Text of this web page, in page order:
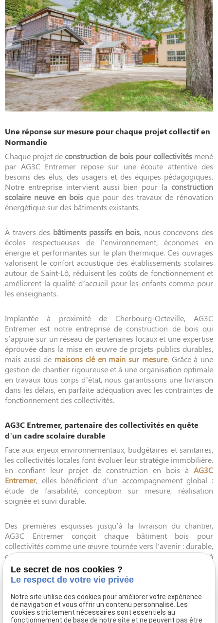
Une réponse sur mesure pour chaque projet collectif en
Normandie
Chaque projet deconstruction de bois pour collectivitésmené
par AG3C Entremer repose sur une écoute attentive des
besoins des élus, des usagers et des équipes pédagogiques.
Notre entreprise intervient aussi bien pour la construction
scolaire neuve en bois que pour des travaux de rénovation
énergétique sur des bâtiments existants.
À travers des bâtiments passifs en bois, nous concevons des
écoles respectueuses de l’environnement, économes en
énergie et performantes sur le plan thermique. Ces ouvrages
valorisent le confort acoustique des établissements scolaires
autour de Saint-Lô, réduisent les coûts de fonctionnement et
améliorent la qualité d’accueil pour les enfants comme pour
les enseignants.
Implantée à proximité de Cherbourg-Octeville, AG3C
Entremer est notre entreprise de construction de bois qui
s’appuie sur un réseau de partenaires locaux et une expertise
éprouvée dans la mise en œuvre de projets publics durables,
mais aussi de maisons clé en main sur mesure. Grâce à une
gestion de chantier rigoureuse et à une organisation optimale
en travaux tous corps d’état, nous garantissons une livraison
dans les délais, en parfaite adéquation avec les contraintes de
fonctionnement des collectivités.
AG3C Entremer, partenaire des collectivités en quête
d’un cadre scolaire durable
Face aux enjeux environnementaux, budgétaires et sanitaires,
les collectivités locales font évoluer leur stratégie immobilière.
En confiant leur projet de construction en bois à AG3C
Entremer, elles bénéficient d’un accompagnement global :
étude de faisabilité, conception sur mesure, réalisation
soignée et suivi durable.
Des premières esquisses jusqu’à la livraison du chantier,
AG3C Entremer conçoit chaque bâtiment bois pour
collectivités comme une œuvre tournée vers l’avenir : durable,
esthétique et centrée sur l’humain. À Cherbourg-Octeville, à
Caen, à Saint-Lô ou dans toute la région, notre entreprise
s’impose comme unconstructeur de maisons de bois et
bâtiments publics
de référence, au service des territoires et
des générations futures.
Le secret de nos cookies ?
Le respect de votre vie privée
Notre site utilise des cookies pour améliorer votre expérience
de navigation et vous offrir un contenu personnalisé. Les
cookies strictement nécessaires sont essentiels au
fonctionnement de base de notre site et ne peuvent pas être